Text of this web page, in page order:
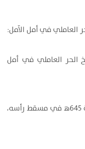
العاملي في أمل الآمل:
الحر العاملي في أمل
تُوفّي(قدس سره) في الرابع من ذي الحجّة 645ﻫ في مسقط رأسه،